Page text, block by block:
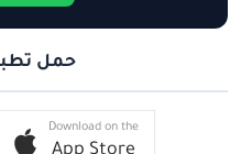
حمل
Download on the